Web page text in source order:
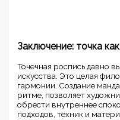
Заключение: точка
Точечная роспись давно
искусства. Это целая
гармонии. Создание
ритме, позволяет
обрести внутреннее
подходов, техник и